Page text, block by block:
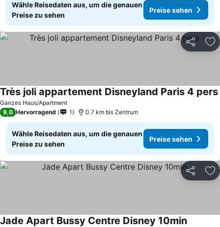
Wähle Reisedaten aus, um die genauen
Preise zu sehen
Preise sehen
Teilen
Ganzes Haus/Apartment
Très joli appartement Disneyland Paris 4 pers
9,0 Hervorragend 1 0.7 km bis Zentrum
Wähle Reisedaten aus, um die genauen
Preise zu sehen
Preise sehen
Teilen
Jade Apart Bussy Centre Disney 10min